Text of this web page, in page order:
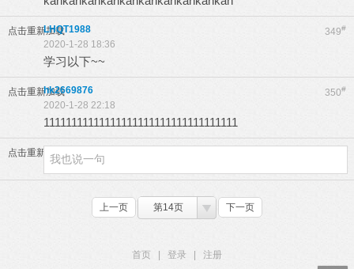
点击重新加载 349#
LHQT1988
2020-1-28 18:36
学习以下~~
点击重新加载 350#
hk2669876
2020-1-28 22:18
11111111111111111111111111111111111
点击重新加载
上一页 第14页 下一页
首页 登录
注册